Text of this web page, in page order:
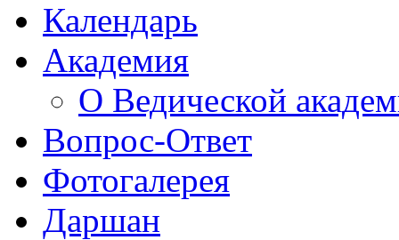
Календарь
Академия
О Ведической
Вопрос-Ответ
Фотогалерея
Даршан